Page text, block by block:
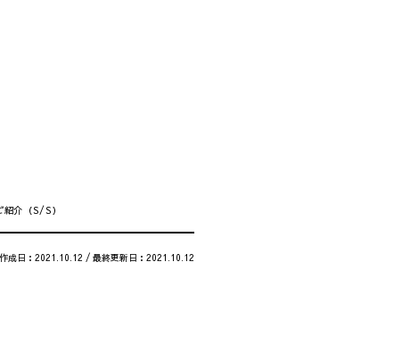
介（S/S）
作成日：2021.10.12 / 最終更新日：2021.10.12